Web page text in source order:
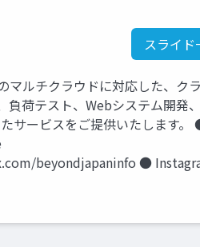
スライド
マルチクラウドに対応した、ク
荷テスト、Webシステム開発
サービスをご提供いたします。
beyondjapaninfo ●